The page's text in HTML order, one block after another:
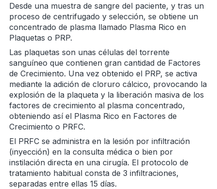
Desde una muestra de sangre del paciente, y tras un
proceso de centrifugado y selección, se obtiene un
concentrado de plasma llamado Plasma Rico en
Plaquetas o PRP.
Las plaquetas son unas células del torrente
sanguíneo que contienen gran cantidad de Factores
de Crecimiento. Una vez obtenido el PRP, se activa
mediante la adición de cloruro cálcico, provocando la
explosión de la plaqueta y la liberación masiva de los
factores de crecimiento al plasma concentrado,
obteniendo así el Plasma Rico en Factores de
Crecimiento o PRFC.
El PRFC se administra en la lesión por infiltración
(inyección) en la consulta médica o bien por
instilación directa en una cirugía. El protocolo de
tratamiento habitual consta de 3 infiltraciones,
separadas entre ellas 15 días.